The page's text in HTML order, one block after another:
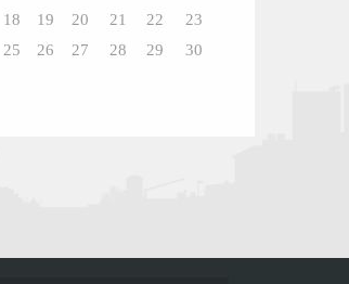
18 19 20 21 22
23
25 26 27 28 29
30